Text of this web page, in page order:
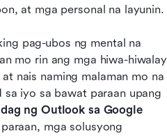
at mga personal na layunin.
pag-ubos ng mental na
mo rin ang mga hiwa-hiwalay
nais naming malaman mo na
iyo sa bawat paraan upang
ng Outlook sa Google
mga solusyong